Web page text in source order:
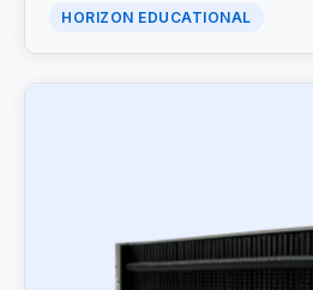
HORIZON EDUCATIONAL